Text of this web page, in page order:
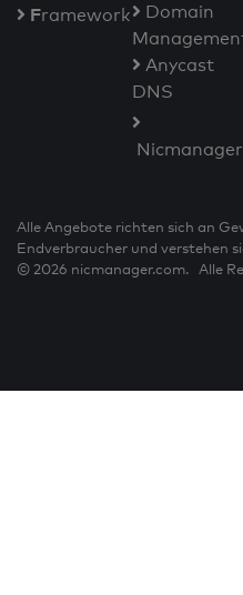
Framework
Domain
Anycast
DNS
Nicmanager
Alle Angebote richten sich an
Endverbraucher und verstehen
© 2026 nicmanager.com. Alle